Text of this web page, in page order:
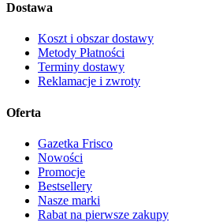
Dostawa
Koszt i obszar dostawy
Metody Płatności
Terminy dostawy
Reklamacje i zwroty
Oferta
Gazetka Frisco
Nowości
Promocje
Bestsellery
Nasze marki
Rabat na pierwsze zakupy